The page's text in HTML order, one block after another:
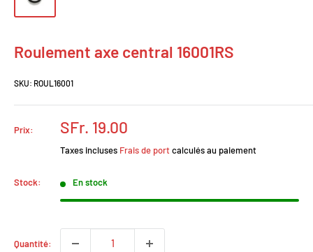
Roulement axe central 16001RS
SKU: ROUL16001
Prix:
Prix
réduit
SFr. 19.00
Taxes incluses Frais de portcalculés au paiement
Stock: En stock
Quantité: